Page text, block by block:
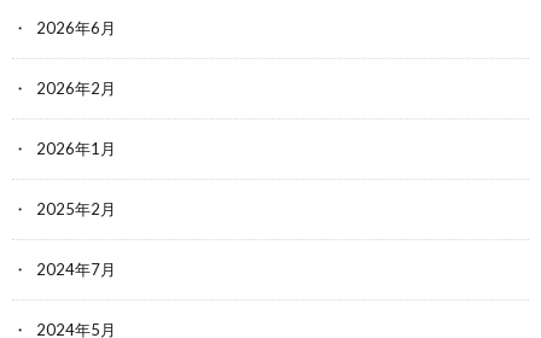
2026年6月
2026年2月
2026年1月
2025年2月
2024年7月
2024年5月